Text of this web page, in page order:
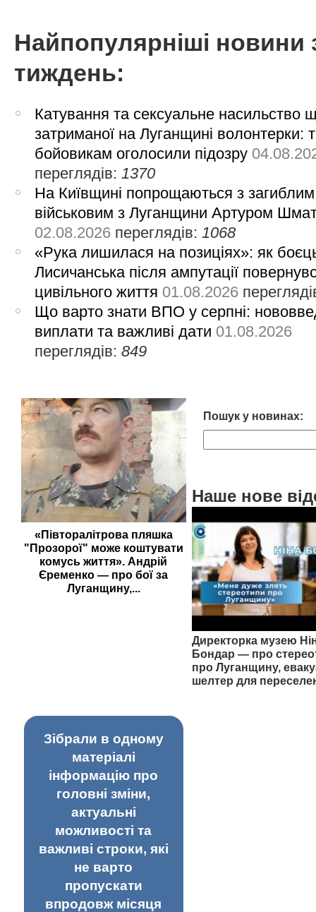
Найпопулярніші новини
тиждень:
Катування та сексуальне насильство
затриманої на Луганщині волонтерки:
бойовикам оголосили підозру
переглядів: 1370
На Київщині попрощаються з загиблим
військовим з Луганщини Артуром
02.08.2026 переглядів: 1068
«Рука лишилася на позиціях»: як
Лисичанська після ампутації
цивільного життя 01.08.2026
Що варто знати ВПО у серпні:
виплати та важливі дати 01.08.2026
переглядів:849
«Півторалітрова пляшка
"Прозорої" може коштувати
комусь життя». Андрій
Єременко — про бої за
Луганщину,...
Пошук у новинах:
Наше нове
Директорка музею
Бондар — про
про Луганщину,
шелтер для
Зібрали в одному
матеріалі
інформацію про
головні зміни,
актуальні
можливості та
важливі строки, які
не варто
пропускати
впродовж місяця